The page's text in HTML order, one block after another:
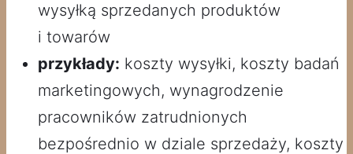
wysyłką sprzedanych produktów
i towarów
przykłady: koszty wysyłki, koszty badań
marketingowych, wynagrodzenie
pracowników zatrudnionych
bezpośrednio w dziale sprzedaży, koszty